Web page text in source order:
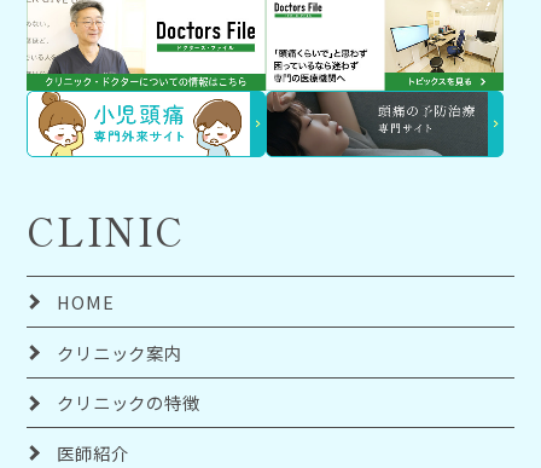
CLINIC
HOME
クリニック案内
クリニックの特徴
医師紹介